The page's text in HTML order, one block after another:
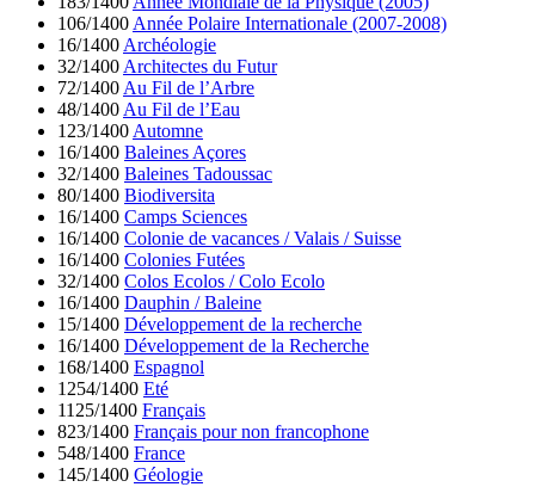
106/1400 Année Polaire Internationale (2007-2008)
16/1400 Archéologie
32/1400 Architectes du Futur
72/1400 Au Fil de l’Arbre
48/1400 Au Fil de l’Eau
123/1400 Automne
16/1400 Baleines Açores
32/1400 Baleines Tadoussac
80/1400 Biodiversita
16/1400 Camps Sciences
16/1400 Colonie de vacances / Valais / Suisse
16/1400 Colonies Futées
32/1400 Colos Ecolos / Colo Ecolo
16/1400 Dauphin / Baleine
15/1400 Développement de la recherche
16/1400 Développement de la Recherche
168/1400 Espagnol
1254/1400 Eté
1125/1400 Français
823/1400 Français pour non francophone
548/1400 France
145/1400 Géologie